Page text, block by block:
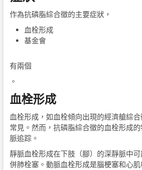
作為抗磷脂綜合徵的主要症狀，
血栓形成
基金會
有兩個
。
血栓形成
血栓形成，如血栓傾向出現的經濟艙綜
常見。然而，抗磷脂綜合徵的血栓形成
脈追踪。
靜脈血栓形成在下肢（腳）的深靜脈中
併肺栓塞。動脈血栓形成是腦梗塞和心